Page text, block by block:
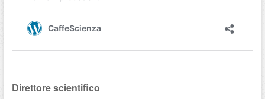
Direttore scientifico